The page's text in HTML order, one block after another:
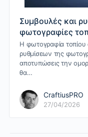
Συμβουλές και
φωτογραφίες
Η φωτογραφία τοπίου
ρυθμίσεων της
αποτυπώσεις την
θα…
CraftiusPRO
27/04/2026